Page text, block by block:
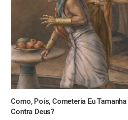
Como, Pois, Cometeria Eu
Contra Deus?